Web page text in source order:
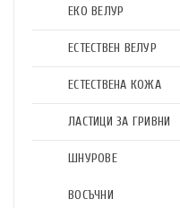
ЕКО ВЕЛУР
ЕСТЕСТВЕН ВЕЛУР
ЕСТЕСТВЕНА КОЖА
ЛАСТИЦИ ЗА ГРИВНИ
ШНУРОВЕ
ВОСЪЧНИ